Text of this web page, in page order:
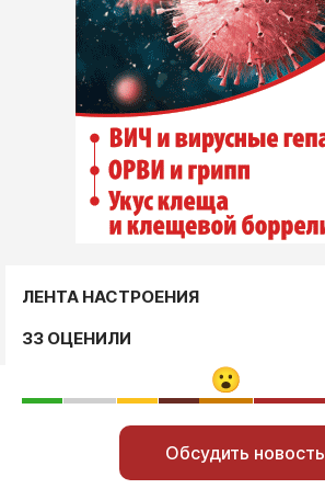
ЛЕНТА НАСТРОЕНИЯ
33 ОЦЕНИЛИ
Обсудить новость